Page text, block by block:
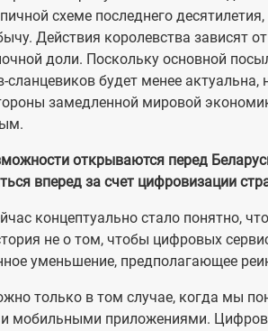
схеме последнего
Действия королевства зависят
доли. Поскольку основной
сланцевиков будет менее
замедленной мировой
открываются перед
вперед за счет цифровизации
концептуально стало понятно,
не о том, чтобы цифровых
уменьшение, предполагающее
только в том случае, когда мы
и мобильными приложениями.